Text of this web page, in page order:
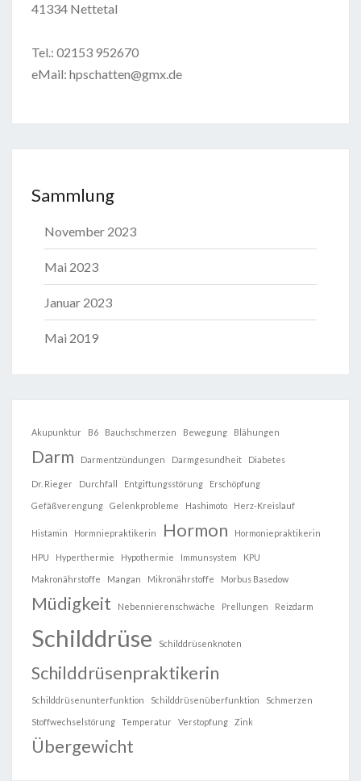
41334 Nettetal
Tel.: 02153 952670
eMail: hpschatten@gmx.de
Sammlung
November 2023
Mai 2023
Januar 2023
Mai 2019
Akupunktur B6 Bauchschmerzen Bewegung Blähungen
Darm Darmentzündungen Darmgesundheit Diabetes
Dr. Rieger Durchfall Entgiftungsstörung Erschöpfung
Gefäßverengung Gelenkprobleme Hashimoto Herz-Kreislauf
Histamin Hormniepraktikerin Hormon Hormoniepraktikerin
HPU Hyperthermie Hypothermie Immunsystem KPU
Makronährstoffe Mangan Mikronährstoffe Morbus Basedow
Müdigkeit Nebennierenschwäche Prellungen Reizdarm
Schilddrüse Schilddrüsenknoten
Schilddrüsenpraktikerin
Schilddrüsenunterfunktion Schilddrüsenüberfunktion Schmerzen
Stoffwechselstörung Temperatur Verstopfung Zink
Übergewicht